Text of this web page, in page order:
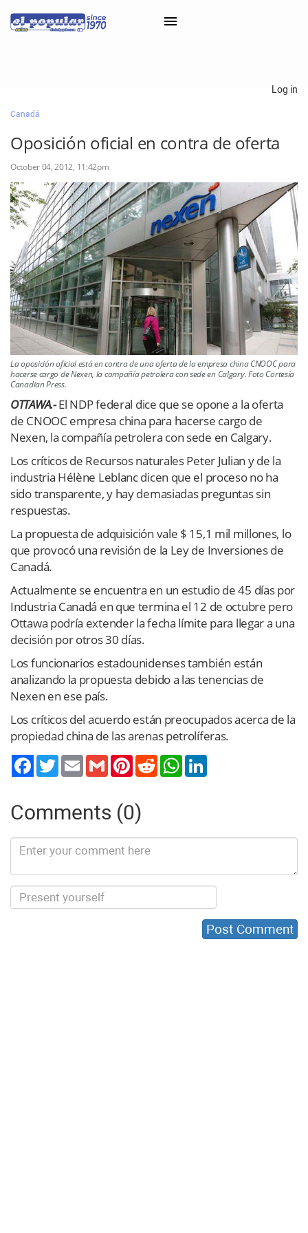
Classifieds
Categorías
Iniciar sesión con Clascal
×
Log in
Canadá
Oposición oficial en contra de oferta
October 04, 2012, 11:42pm
La oposición oficial está en contra de una oferta de la empresa china CNOOC para
hacerse cargo de Nexen, la compañía petrolera con sede en Calgary. Foto Cortesía
Canadian Press.
OTTAWA.-El NDP federal dice que se opone a la oferta
de CNOOC empresa china para hacerse cargo de
Nexen, la compañía petrolera con sede en Calgary.
Los críticos de Recursos naturales Peter Julian y de la
industria Hélène Leblanc dicen que el proceso no ha
sido transparente, y hay demasiadas preguntas sin
respuestas.
La propuesta de adquisición vale $ 15,1 mil millones, lo
que provocó una revisión de la Ley de Inversiones de
Canadá.
Actualmente se encuentra en un estudio de 45 días por
Industria Canadá en que termina el 12 de octubre pero
Ottawa podría extender la fecha límite para llegar a una
decisión por otros 30 días.
Los funcionarios estadounidenses también están
analizando la propuesta debido a las tenencias de
Nexen en ese país.
Los críticos del acuerdo están preocupados acerca de la
propiedad china de las arenas petrolíferas.
TwitterEmail Gmail PinterestReddit WhatsApp
Comments (0)